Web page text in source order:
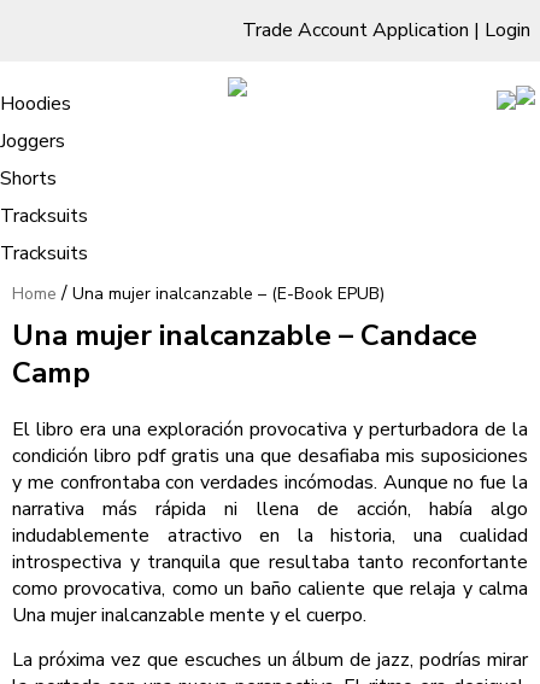
Trade Account Application | Login
Living Room
Sofas & Chairs
Cornar Sofas
Sofas
TV Units & Stands
Bedroom
Chest of Drawers
3 Drawer Chest
4 Drawer Chest
5 Drawer Chest
6 Drawer Chest
Dressing Tables Stools
Dressing Tables
Dressing Stools
Wholesale Mattresses
Mirrors
Free Standing Mirrors
Dining Room
Clothing
Hoodies
Joggers
Shorts
Tracksuits
Tracksuits
Una mujer inalcanzable – (E-Book
EPUB)
Home / Una mujer inalcanzable – (E-Book EPUB)
Una mujer inalcanzable – Candace
Camp
El libro era una exploración provocativa y perturbadora de la
condición libro pdf gratis una que desafiaba mis suposiciones
y me confrontaba con verdades incómodas. Aunque no fue la
narrativa más rápida ni llena de acción, había algo
indudablemente atractivo en la historia, una cualidad
introspectiva y tranquila que resultaba tanto reconfortante
como provocativa, como un baño caliente que relaja y calma
Una mujer inalcanzable mente y el cuerpo.
La próxima vez que escuches un álbum de jazz, podrías mirar